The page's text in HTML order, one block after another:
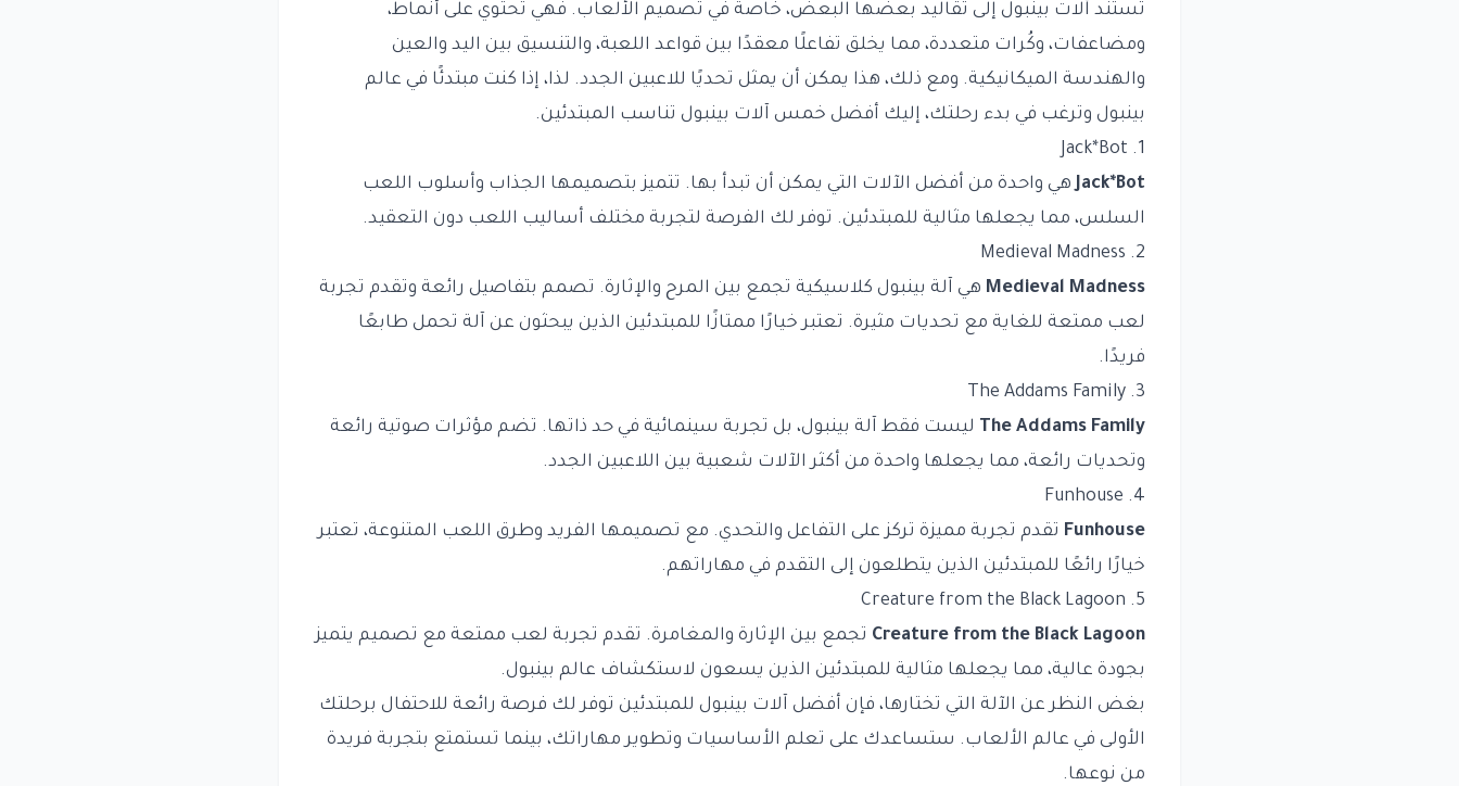
تستند آلات بينبول إلى تقاليد بعضها البعض، خاصة في تصميم الألعاب. فهي تحتوي على أنماط،
ومضاعفات، وكُرات متعددة، مما يخلق تفاعلًا معقدًا بين قواعد اللعبة، والتنسيق بين اليد والعين
والهندسة الميكانيكية. ومع ذلك، هذا يمكن أن يمثل تحديًا للاعبين الجدد. لذا، إذا كنت مبتدئًا في عالم
بينبول وترغب في بدء رحلتك، إليك أفضل خمس آلات بينبول تناسب المبتدئين.
1. Jack*Bot
Jack*Botهي واحدة من أفضل الآلات التي يمكن أن تبدأ بها. تتميز بتصميمها الجذاب وأسلوب اللعب
السلس، مما يجعلها مثالية للمبتدئين. توفر لك الفرصة لتجربة مختلف أساليب اللعب دون التعقيد.
2. Medieval Madness
Medieval Madness هي آلة بينبول كلاسيكية تجمع بين المرح والإثارة. تصمم بتفاصيل رائعة وتقدم تجربة
لعب ممتعة للغاية مع تحديات مثيرة. تعتبر خيارًا ممتازًا للمبتدئين الذين يبحثون عن آلة تحمل طابعًا
فريدًا.
3. The Addams Family
The Addams Family ليست فقط آلة بينبول، بل تجربة سينمائية في حد ذاتها. تضم مؤثرات صوتية رائعة
وتحديات رائعة، مما يجعلها واحدة من أكثر الآلات شعبية بين اللاعبين الجدد.
4. Funhouse
Funhouse تقدم تجربة مميزة تركز على التفاعل والتحدي. مع تصميمها الفريد وطرق اللعب المتنوعة، تعتبر
خيارًا رائعًا للمبتدئين الذين يتطلعون إلى التقدم في مهاراتهم.
5. Creature from the Black Lagoon
Creature from the Black Lagoon تجمع بين الإثارة والمغامرة. تقدم تجربة لعب ممتعة مع تصميم يتميز
بجودة عالية، مما يجعلها مثالية للمبتدئين الذين يسعون لاستكشاف عالم بينبول.
بغض النظر عن الآلة التي تختارها، فإن أفضل آلات بينبول للمبتدئين توفر لك فرصة رائعة للاحتفال برحلتك
الأولى في عالم الألعاب. ستساعدك على تعلم الأساسيات وتطوير مهاراتك، بينما تستمتع بتجربة فريدة
من نوعها.